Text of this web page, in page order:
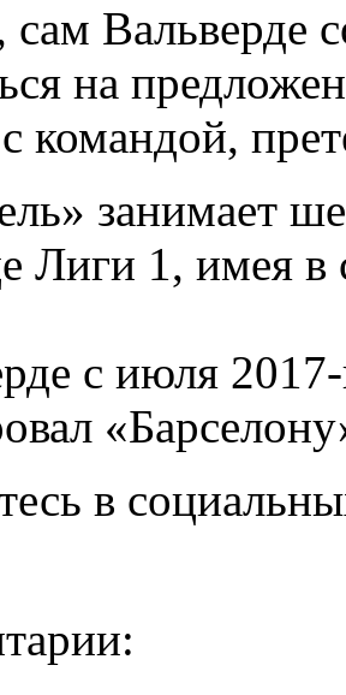
Вальверде
на
с командой,
занимает
Лиги 1, имея в
с июля
в